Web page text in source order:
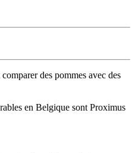
des pommes avec des
en Belgique sont Proximus